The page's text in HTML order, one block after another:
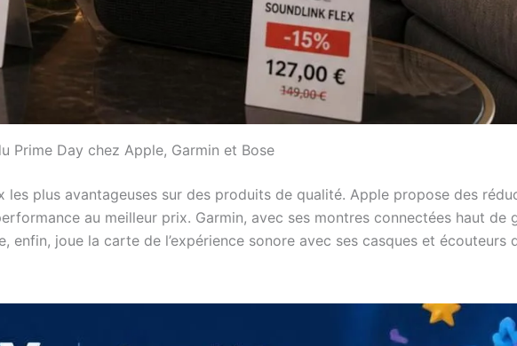
Prime Day chez Apple, Garmin et Bose
plus avantageuses sur des produits de qualité. Apple propose des
au meilleur prix. Garmin, avec ses montres connectées haut de
enfin, joue la carte de l’expérience sonore avec ses casques et écouteurs